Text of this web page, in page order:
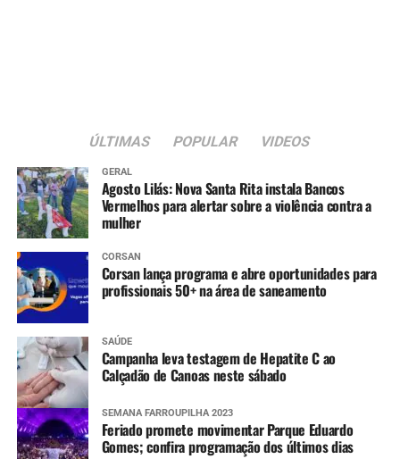
ÚLTIMAS POPULAR VIDEOS
GERAL
Agosto Lilás: Nova Santa Rita instala Bancos
Vermelhos para alertar sobre a violência contra a
mulher
CORSAN
Corsan lança programa e abre oportunidades para
profissionais 50+ na área de saneamento
SAÚDE
Campanha leva testagem de Hepatite C ao
Calçadão de Canoas neste sábado
SEMANA FARROUPILHA 2023
Feriado promete movimentar Parque Eduardo
Gomes; confira programação dos últimos dias